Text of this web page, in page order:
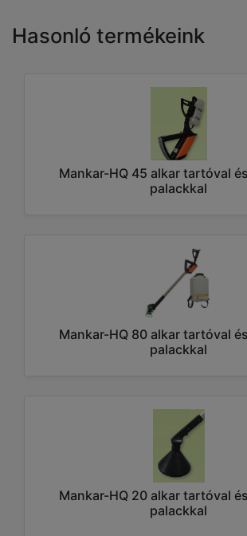
Hasonló termékeink
Mankar-HQ 45 alkar tartóval
palackkal
Mankar-HQ 80 alkar tartóval
palackkal
Mankar-HQ 20 alkar tartóval
palackkal